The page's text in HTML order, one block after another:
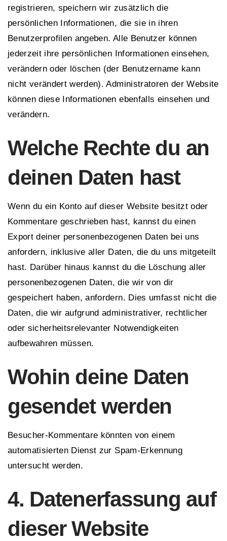
registrieren, speichern wir zusätzlich die
persönlichen Informationen, die sie in ihren
Benutzerprofilen angeben. Alle Benutzer können
jederzeit ihre persönlichen Informationen einsehen,
verändern oder löschen (der Benutzername kann
nicht verändert werden). Administratoren der Website
können diese Informationen ebenfalls einsehen und
verändern.
Welche Rechte du an
deinen Daten hast
Wenn du ein Konto auf dieser Website besitzt oder
Kommentare geschrieben hast, kannst du einen
Export deiner personenbezogenen Daten bei uns
anfordern, inklusive aller Daten, die du uns mitgeteilt
hast. Darüber hinaus kannst du die Löschung aller
personenbezogenen Daten, die wir von dir
gespeichert haben, anfordern. Dies umfasst nicht die
Daten, die wir aufgrund administrativer, rechtlicher
oder sicherheitsrelevanter Notwendigkeiten
aufbewahren müssen.
Wohin deine Daten
gesendet werden
Besucher-Kommentare könnten von einem
automatisierten Dienst zur Spam-Erkennung
untersucht werden.
4. Datenerfassung auf
dieser Website